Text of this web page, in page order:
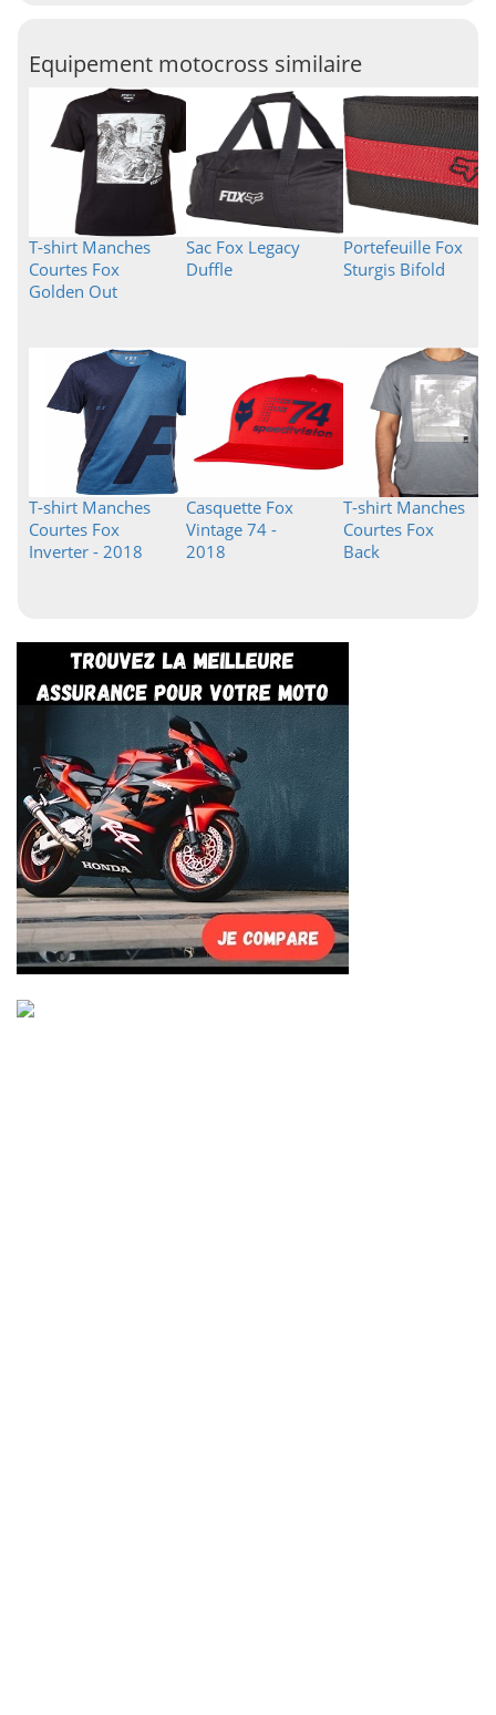
Equipement motocross similaire
T-shirt Manches
Courtes Fox
Golden Out
Sac Fox Legacy
Duffle
Portefeuille Fox
Sturgis Bifold
T-shirt Manches
Courtes Fox
Inverter - 2018
Casquette Fox
Vintage 74 -
2018
T-shirt Manches
Courtes Fox
Back